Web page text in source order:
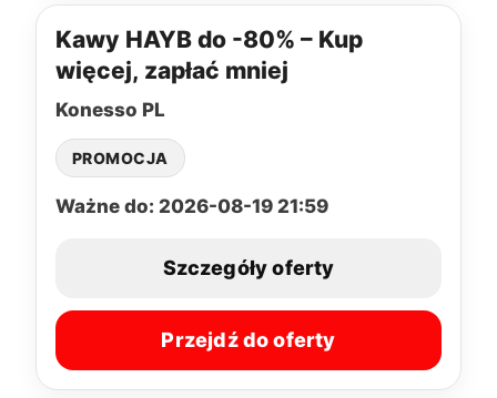
Kawy HAYB do -80% – Kup
więcej, zapłać mniej
Konesso PL
PROMOCJA
Ważne do: 2026-08-19 21:59
Szczegóły oferty
Przejdź do oferty